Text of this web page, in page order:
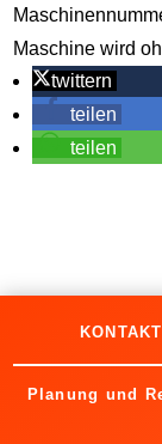
Maschine wird
twittern
teilen
teilen
KONTAKT
Planung und